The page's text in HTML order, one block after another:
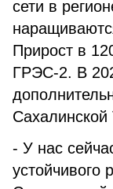
сети в
Прирост в
ГРЭС-2. В
- У нас
устойчивого